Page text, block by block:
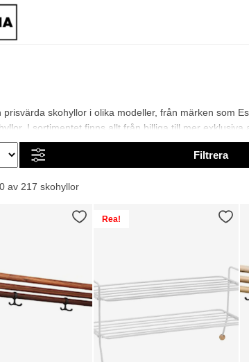
skohyllor i olika modeller, från märken som
I sortimentet finns allt från billiga till mer exklusiva
Filtrera
av 217 skohyllor
Rea!